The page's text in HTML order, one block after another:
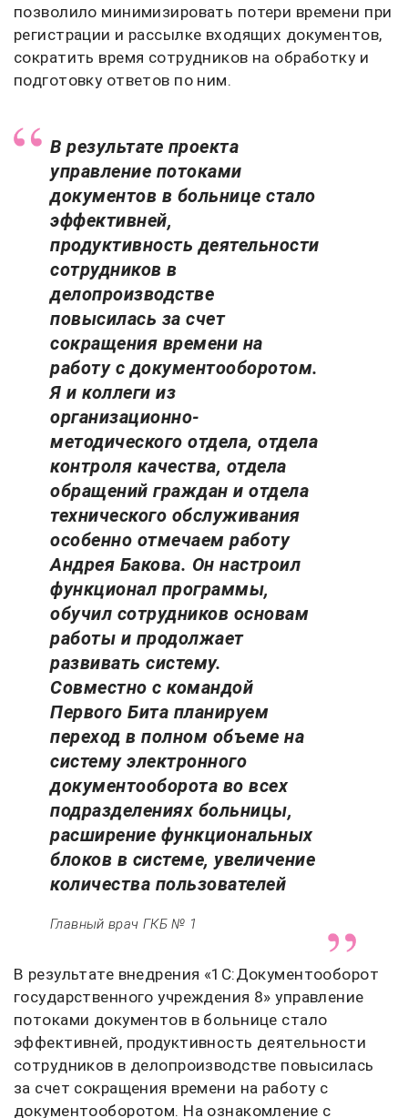
позволило минимизировать потери времени при
регистрации и рассылке входящих документов,
сократить время сотрудников на обработку и
подготовку ответов по ним.
В результате проекта
управление потоками
документов в больнице стало
эффективней,
продуктивность деятельности
сотрудников в
делопроизводстве
повысилась за счет
сокращения времени на
работу с документооборотом.
Я и коллеги из
организационно-
методического отдела, отдела
контроля качества, отдела
обращений граждан и отдела
технического обслуживания
особенно отмечаем работу
Андрея Бакова. Он настроил
функционал программы,
обучил сотрудников основам
работы и продолжает
развивать систему.
Совместно с командой
Первого Бита планируем
переход в полном объеме на
систему электронного
документооборота во всех
подразделениях больницы,
расширение функциональных
блоков в системе, увеличение
количества пользователей
Главный врач ГКБ № 1
В результате внедрения «1С:Документооборот
государственного учреждения 8» управление
потоками документов в больнице стало
эффективней, продуктивность деятельности
сотрудников в делопроизводстве повысилась
за счет сокращения времени на работу с
документооборотом. На ознакомление с